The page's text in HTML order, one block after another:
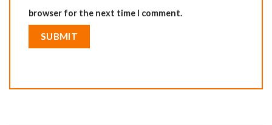
browser for the next time I comment.